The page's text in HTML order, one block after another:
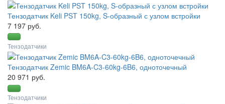
Тензодатчик Keli PST 150kg, S-образный с узлом встройки
7 197 руб.
Тензодатчики
Тензодатчик Zemic BM6A-C3-60kg-6B6, одноточечный
20 971 руб.
Тензодатчики